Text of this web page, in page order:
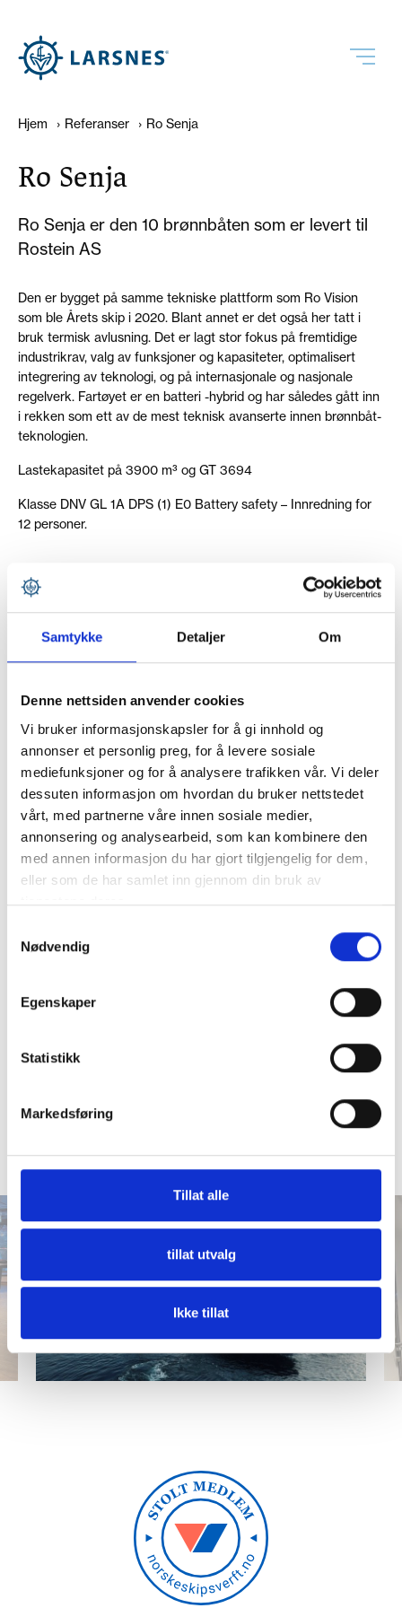
Samtykke Detaljer Om
Denne nettsiden anvender cookies
Vi bruker informasjonskapsler for å gi innhold og
annonser et personlig preg, for å levere sosiale
mediefunksjoner og for å analysere trafikken vår. Vi deler
dessuten informasjon om hvordan du bruker nettstedet
vårt, med partnerne våre innen sosiale medier,
annonsering og analysearbeid, som kan kombinere den
med annen informasjon du har gjort tilgjengelig for dem,
eller som de har samlet inn gjennom din bruk av
tjenestene deres.
Nødvendig
Egenskaper
Statistikk
Markedsføring
Tillat alle
tillat utvalg
Ikke tillat
Hjem › Referanser › Ro Senja
Ro Senja
Ro Senja er den 10 brønnbåten som er levert til
Rostein AS
Den er bygget på samme tekniske plattform som Ro Vision
som ble Årets skip i 2020. Blant annet er det også her tatt i
bruk termisk avlusning. Det er lagt stor fokus på fremtidige
industrikrav, valg av funksjoner og kapasiteter, optimalisert
integrering av teknologi, og på internasjonale og nasjonale
regelverk. Fartøyet er en batteri -hybrid og har således gått inn
i rekken som ett av de mest teknisk avanserte innen brønnbåt-
teknologien.
Lastekapasitet på 3900 m³ og GT 3694
Klasse DNV GL 1A DPS (1) E0 Battery safety – Innredning for
12 personer.
SPESIFIKASJONER
Bygg: Nr. 70
Design: SK-6000 DEH IV Skipskompetanse AS
Type båt: Live Fish Carrier
Lengde: 84,2
Hjelpemotor:
Propeller: